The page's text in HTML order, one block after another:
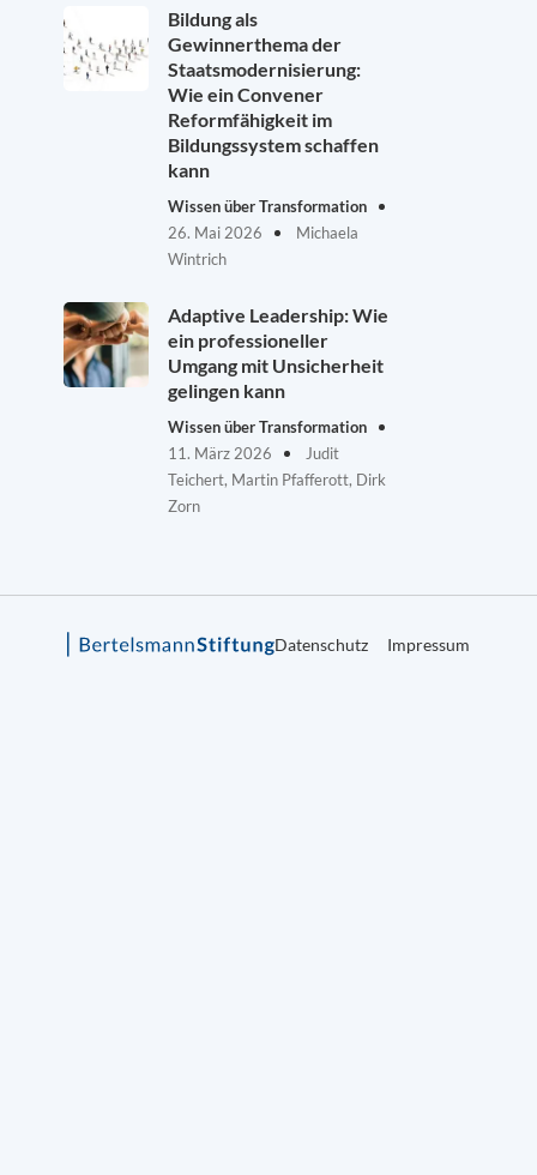
Bildung als
Gewinnerthema der
Staatsmodernisierung:
Wie ein Convener
Reformfähigkeit im
Bildungssystem schaffen
kann
Wissen über Transformation
26. Mai 2026
Michaela
Wintrich
Adaptive Leadership: Wie
ein professioneller
Umgang mit Unsicherheit
gelingen kann
Wissen über Transformation
11. März 2026
Judit
Teichert, Martin Pfafferott, Dirk
Zorn
Datenschutz Impressum